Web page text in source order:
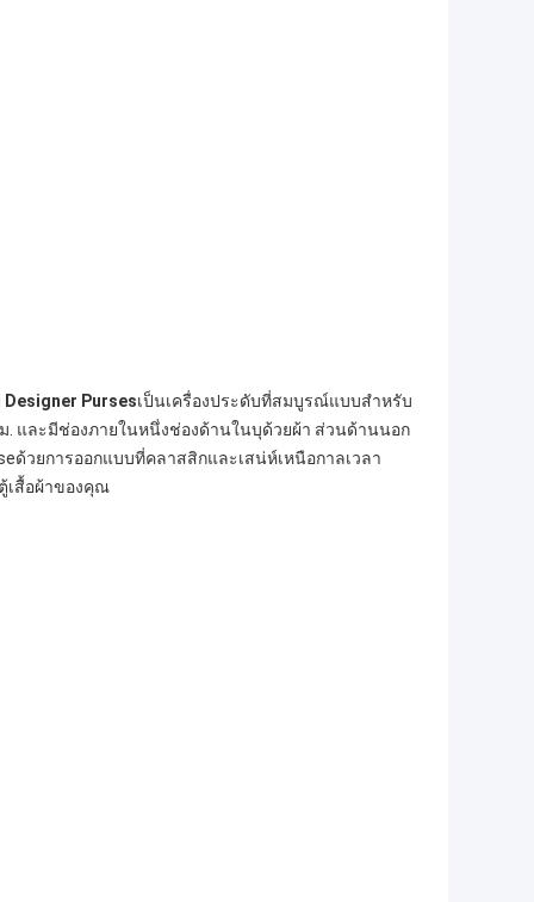
Designer Pursesเป็นเครื่องประดับที่สมบูรณ์แบบสำหรับ
และมีช่องภายในหนึ่งช่องด้านในบุด้วยผ้า ส่วนด้านนอก
ด้วยการออกแบบที่คลาสสิกและเสน่ห์เหนือกาลเวลา
เสื้อผ้าของคุณ